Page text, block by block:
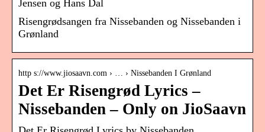
Jensen og Hans Dal
Risengrødsangen fra Nissebanden og Nissebanden i
Grønland
http s://www.jiosaavn.com › … › Nissebanden I Grønland
Det Er Risengrød Lyrics –
Nissebanden – Only on JioSaavn